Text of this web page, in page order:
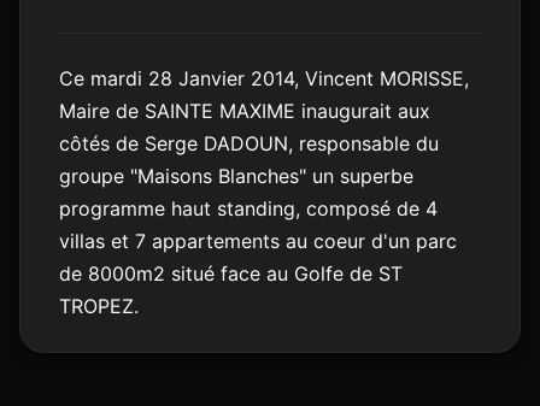
Ce mardi 28 Janvier 2014, Vincent MORISSE,
Maire de SAINTE MAXIME inaugurait aux
côtés de Serge DADOUN, responsable du
groupe "Maisons Blanches" un superbe
programme haut standing, composé de 4
villas et 7 appartements au coeur d'un parc
de 8000m2 situé face au Golfe de ST
TROPEZ.